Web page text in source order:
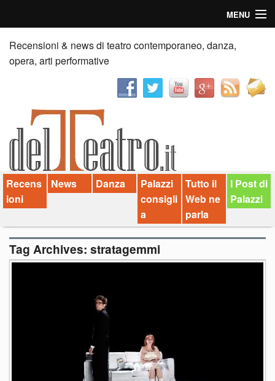
MENU
Home
Recensioni
News
Palazzi consiglia
Video
Chi siamo
Contatti
Recensioni & news di teatro contemporaneo, danza,
opera, arti performative
Recens
ioni
News Danza
Palazzi
consigli
a
Tutto il
Web ne
parla
I Post di
Palazzi
Tag Archives: stratagemmi